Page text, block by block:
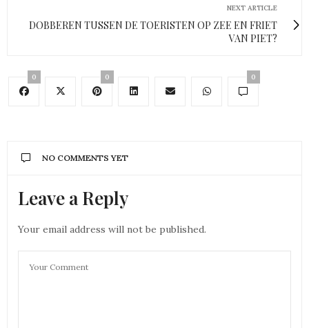
NEXT ARTICLE
DOBBEREN TUSSEN DE TOERISTEN OP ZEE EN FRIET
VAN PIET?
0 0 0
NO COMMENTS YET
Leave a Reply
Your email address will not be published.